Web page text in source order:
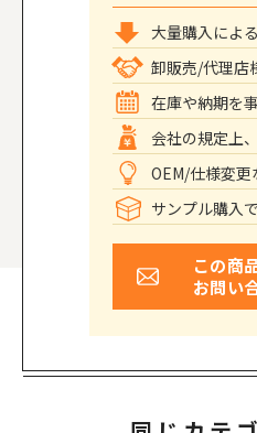
大量購入によ
卸販売/代理店
在庫や納期を
会社の規定上
OEM/仕様変
サンプル購入
この商
お問い